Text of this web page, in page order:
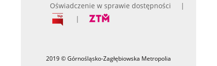
Oświadczenie w sprawie dostępności
2019 © Górnośląsko-Zagłębiowska Metropolia